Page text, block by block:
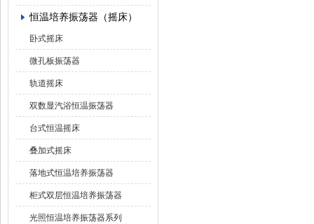
恒温培养振荡器（摇床）
卧式摇床
微孔板振荡器
轨道摇床
双数显汽浴恒温振荡器
台式恒温摇床
叠加式摇床
落地式恒温培养振荡器
柜式双层恒温培养振荡器
光照恒温培养振荡器系列